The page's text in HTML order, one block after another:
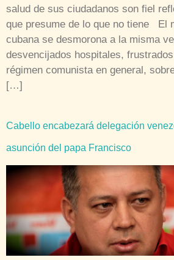
salud de sus ciudadanos son fiel
que presume de lo que no tiene El
cubana se desmorona a la misma
desvencijados hospitales,
régimen comunista en general,
[…]
Cabello encabezará delegación
asunción del papa Francisco